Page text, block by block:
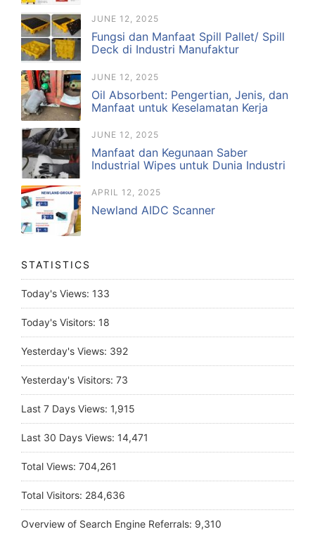
JUNE 12, 2025
Fungsi dan Manfaat Spill Pallet/ Spill
Deck di Industri Manufaktur
JUNE 12, 2025
Oil Absorbent: Pengertian, Jenis, dan
Manfaat untuk Keselamatan Kerja
JUNE 12, 2025
Manfaat dan Kegunaan Saber
Industrial Wipes untuk Dunia Industri
APRIL 12, 2025
Newland AIDC Scanner
STATISTICS
Today's Views: 133
Today's Visitors: 18
Yesterday's Views: 392
Yesterday's Visitors: 73
Last 7 Days Views: 1,915
Last 30 Days Views: 14,471
Total Views: 704,261
Total Visitors: 284,636
Overview of Search Engine Referrals: 9,310